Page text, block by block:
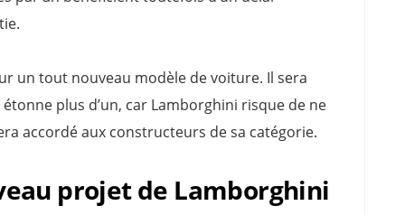
un tout nouveau modèle de voiture. Il sera
plus d’un, car Lamborghini risque de ne
accordé aux constructeurs de sa catégorie.
projet de Lamborghini